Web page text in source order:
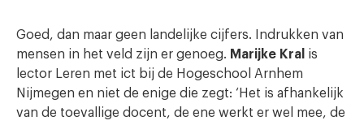
Goed, dan maar geen landelijke cijfers. Indrukken van
mensen in het veld zijn er genoeg. Marijke Kral is
lector Leren met ict bij de Hogeschool Arnhem
Nijmegen en niet de enige die zegt: ‘Het is afhankelijk
van de toevallige docent, de ene werkt er wel mee, de